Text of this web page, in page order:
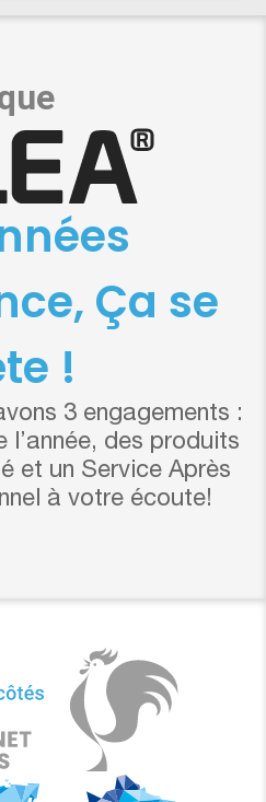
Ça se
!
3 engagements :
l’année, des produits
et un Service Après
à votre écoute!